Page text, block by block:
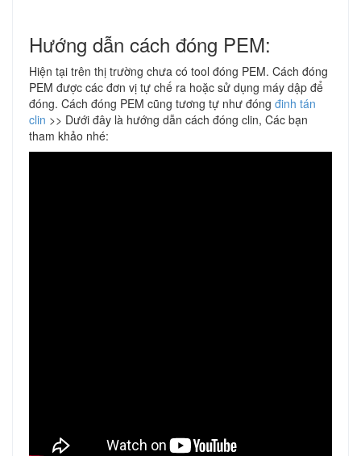
Hướng dẫn cách đóng PEM:
Hiện tại trên thị trường chưa có tool đóng PEM. Cách đóng
PEM được các đơn vị tự chế ra hoặc sử dụng máy dập để
đóng. Cách đóng PEM cũng tương tự như đóng đinh tán
clin >> Dưới đây là hướng dẫn cách đóng clin, Các bạn
tham khảo nhé: